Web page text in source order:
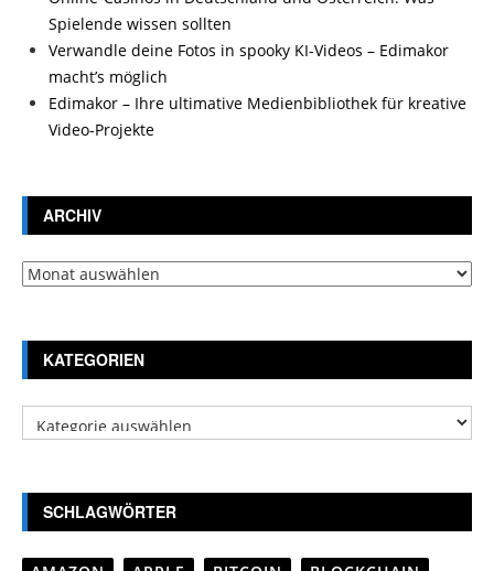
Spielende wissen sollten
Verwandle deine Fotos in spooky KI-Videos – Edimakor
macht’s möglich
Edimakor – Ihre ultimative Medienbibliothek für kreative
Video-Projekte
ARCHIV
Archiv
KATEGORIEN
Kategorien
SCHLAGWÖRTER